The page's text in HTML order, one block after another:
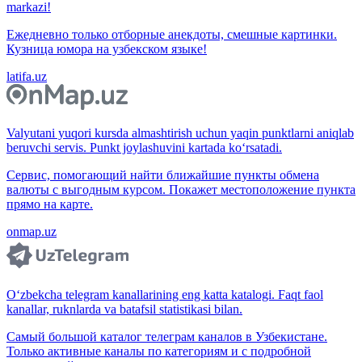
markazi!
Ежедневно только отборные анекдоты, смешные картинки.
Кузница юмора на узбекском языке!
latifa.uz
Valyutani yuqori kursda almashtirish uchun yaqin punktlarni aniqlab
beruvchi servis. Punkt joylashuvini kartada ko‘rsatadi.
Сервис, помогающий найти ближайшие пункты обмена
валюты с выгодным курсом. Покажет местоположение пункта
прямо на карте.
onmap.uz
O‘zbekcha telegram kanallarining eng katta katalogi. Faqt faol
kanallar, ruknlarda va batafsil statistikasi bilan.
Самый большой каталог телеграм каналов в Узбекистане.
Только активные каналы по категориям и с подробной